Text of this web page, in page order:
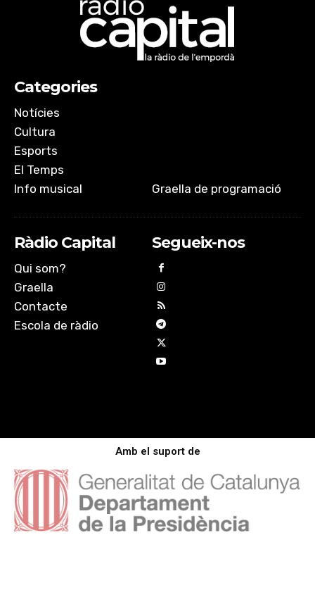
Categories
Notícies
Cultura
Esports
El Temps
Info musical
Graella de programació
Ràdio Capital
Qui som?
Graella
Contacte
Escola de ràdio
Segueix-nos
Amb el suport de